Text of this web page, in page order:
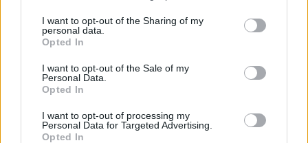
not limited to your visit or usage behaviour. You may click to
grant or deny consent to Google and its third-party tags to
use your data for below specified purposes in below Google
consent section.
I want to opt-out of the Sharing of my
personal data.
Opted In
I want to opt-out of the Sale of my
Personal Data.
Opted In
I want to opt-out of processing my
Personal Data for Targeted Advertising.
Opted In
08. 01.
EGYRE TÖBB FIATALNÁL JELENTKEZIK EZ A
VITAMINHIÁNY – ILYEN JELEKRE FIGYELJ
Erre figyelj!
24 ÓRA TOVÁBBI HÍREI
24 óra